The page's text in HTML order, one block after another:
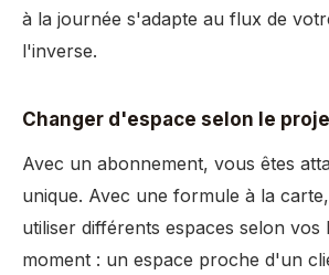
à la journée s'adapte au flux de
l'inverse.
Changer d'espace selon le
Avec un abonnement, vous êtes
unique. Avec une formule à la
utiliser différents espaces selon vos
moment : un espace proche d'un